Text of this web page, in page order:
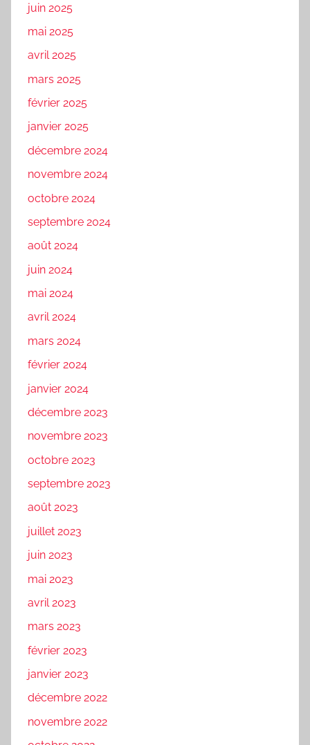
juin 2025
mai 2025
avril 2025
mars 2025
février 2025
janvier 2025
décembre 2024
novembre 2024
octobre 2024
septembre 2024
août 2024
juin 2024
mai 2024
avril 2024
mars 2024
février 2024
janvier 2024
décembre 2023
novembre 2023
octobre 2023
septembre 2023
août 2023
juillet 2023
juin 2023
mai 2023
avril 2023
mars 2023
février 2023
janvier 2023
décembre 2022
novembre 2022